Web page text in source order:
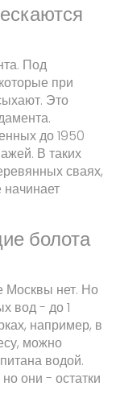
Под
при
Это
до 1950
В таких
сваях,
болота
Москвы нет. Но
вод - до 1
например, в
можно
водой.
они - остатки